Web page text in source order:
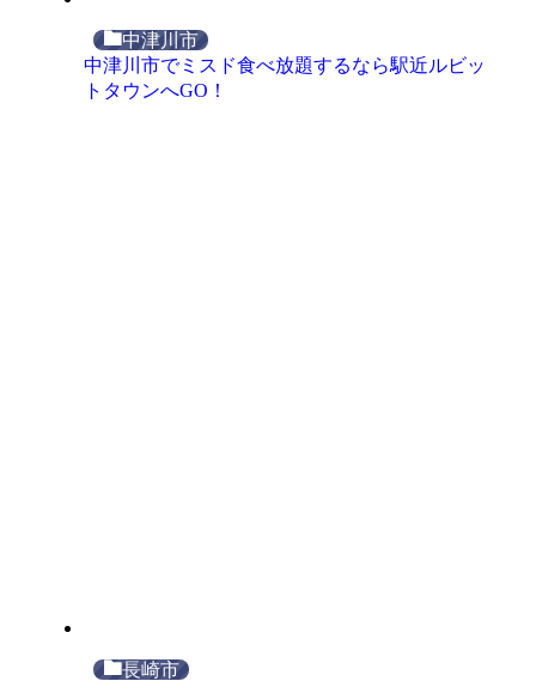
中津川市
中津川市でミスド食べ放題するなら駅近ルビッ
トタウンへGO！
長崎市